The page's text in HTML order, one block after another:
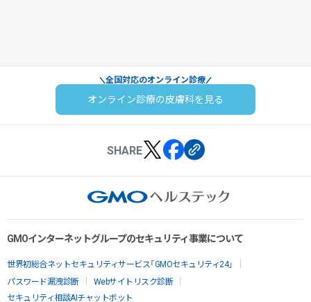
全国対応のオンライン診療
オンライン診療の皮膚科を見る
SHARE
GMOインターネットグループのセキュリティ事業について
世界初総合ネットセキュリティサービス「GMOセキュリティ24」
パスワード漏洩診断
Webサイトリスク診断
セキュリティ相談AIチャットボット